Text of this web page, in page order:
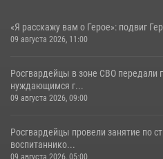
«Я расскажу вам о Герое»: подвиг
09 августа 2026, 11:00
Росгвардейцы в зоне СВО передали
нуждающимся г...
09 августа 2026, 09:00
Росгвардейцы провели занятие по
воспитаннико...
09 августа 2026, 05:00